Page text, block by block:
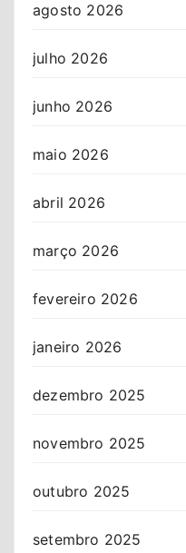
agosto 2026
julho 2026
junho 2026
maio 2026
abril 2026
março 2026
fevereiro 2026
janeiro 2026
dezembro 2025
novembro 2025
outubro 2025
setembro 2025